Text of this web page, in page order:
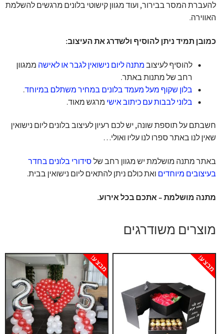
להעברת המסר בבירור, ועוד מגוון קישוטי בלונים מרגשים להשלמת
האווירה.
כמובן תמיד ניתן להוסיף ולשדרג את העיצוב:
להוסיף לעיצוב מתנה ליום נישואין לגבר או לאישה ממגוון
רחב של מתנות באתר.
בלון שקוף מעל מעמד בלונים במחיר משתלם במיוחד.
בלוני לבבות עם כיתוב אישי מרגש מאוד.
חשבתם על תוספת שונה, יש לכם רעיון לעיצוב בלונים ליום נישואין
שאין לנו באתר ספרו לנו עליו ואולי…
באתר מתנה מושלמת יש מגוון רחב של סידורי בלונים בחדר
בעיצובים מיוחדים ואת כולם ניתן להתאים ליום נישואין בבית.
מתנה מושלמת – אתכם בכל אירוע.
מוצרים משודרגים
מבצע! מבצע!